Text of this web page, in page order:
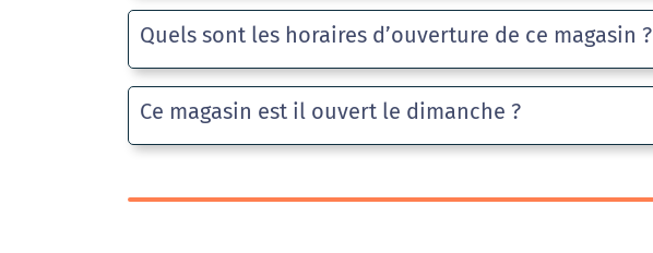
Quels sont les horaires d’ouverture de ce magasin ?
Ce magasin est il ouvert le dimanche ?